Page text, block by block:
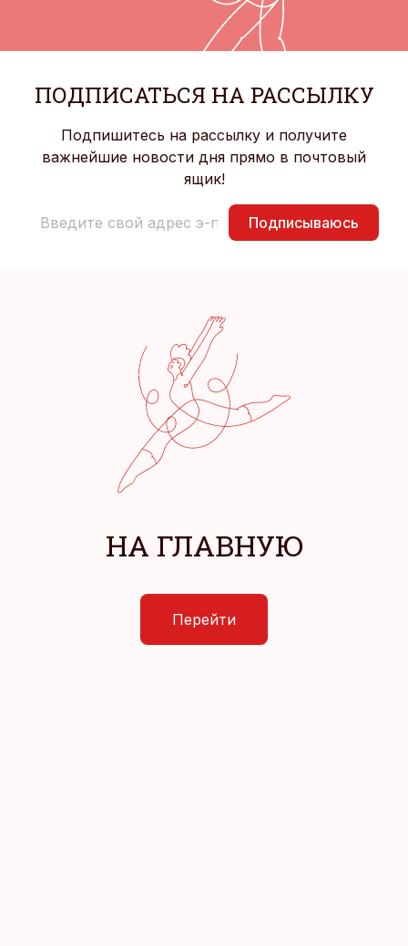
ПОДПИСАТЬСЯ НА РАССЫЛКУ
Подпишитесь на рассылку и получите
важнейшие новости дня прямо в почтовый
ящик!
Подписываюсь
НА ГЛАВНУЮ
Перейти